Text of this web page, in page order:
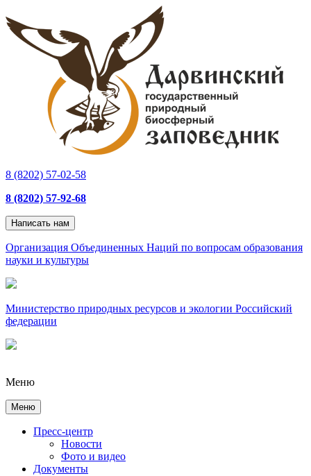
8 (8202) 57-02-58
8 (8202) 57-92-68
Написать нам
Организация Объединенных Наций по вопросам образования
науки и культуры
Министерство природных ресурсов и экологии Российский
федерации
Меню
Меню
Пресс-центр
Новости
Фото и видео
Документы